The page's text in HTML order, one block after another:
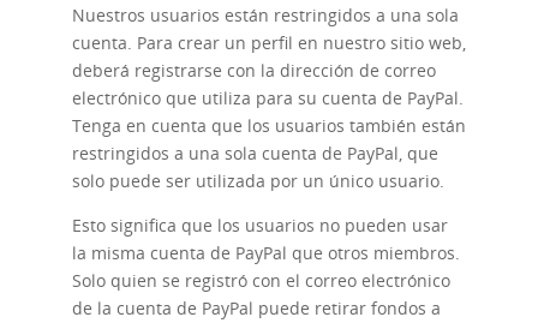
Nuestros usuarios están restringidos a una sola
cuenta. Para crear un perfil en nuestro sitio web,
deberá registrarse con la dirección de correo
electrónico que utiliza para su cuenta de PayPal.
Tenga en cuenta que los usuarios también están
restringidos a una sola cuenta de PayPal, que
solo puede ser utilizada por un único usuario.
Esto significa que los usuarios no pueden usar
la misma cuenta de PayPal que otros miembros.
Solo quien se registró con el correo electrónico
de la cuenta de PayPal puede retirar fondos a